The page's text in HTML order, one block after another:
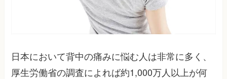
日本において背中の痛みに悩む人は非常に多く、
厚生労働省の調査によれば約1,000万人以上が何